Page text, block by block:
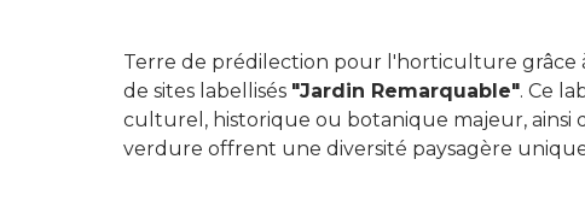
Terre de prédilection pour l'horticulture grâce
de sites labellisés "Jardin Remarquable". Ce
culturel, historique ou botanique majeur, ainsi
verdure offrent une diversité paysagère